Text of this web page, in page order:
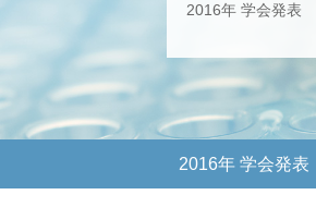
2016年 学会発表
2016年 学会発表
事業紹介
プレスリリース
各種お問い合わせ